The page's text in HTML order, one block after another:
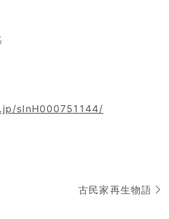
slnH000751144/
古民家再生物語